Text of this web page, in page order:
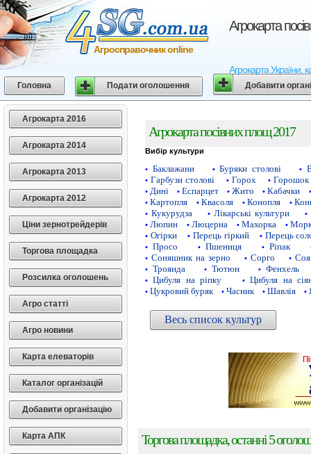
Агрокарта
Агрокарта України,
Агросправочник online
Головна Подати оголошення Добавити
Агрокарта 2016
Агрокарта 2014
Агрокарта 2013
Агрокарта 2012
Ціни зернотрейдерів
Торгова площадка
Розсилка оголошень
Агро статті
Агро новини
Карта елеваторів
Каталог організацій
Добавити організацію
Карта АПК
Агрокарта посівних площ 2017
Вибір культури
• Баклажани • Буряки столові •
• Гарбузи столові • Горох • Горошок
• Дині • Еспарцет • Жито • Кабачки
•
• Картопля • Квасоля • Конопля •
• Кукурудза • Лікарські культури
•
• Люпин • Люцерна • Махорка •
• Огірки • Перець гіркий • Перець
• Просо • Пшениця • Ріпак
• Соняшник на зерно • Сорго • Соя
• Троянда • Тютюн • Фенхель
• Цибуля на ріпку • Цибуля на
• Цукровий буряк • Часник • Шавлія •
Весь список культур
Торгова площадка, останні 5